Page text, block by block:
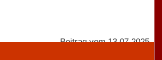
Beitrag vom 13.07.2025